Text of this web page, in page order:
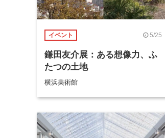
イベント 5/25
鎌田友介展：ある想像力、ふ
たつの土地
横浜美術館